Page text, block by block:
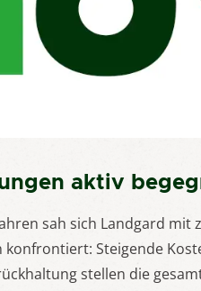
aktiv
sah sich Landgard
konfrontiert: Steigende
stellen die